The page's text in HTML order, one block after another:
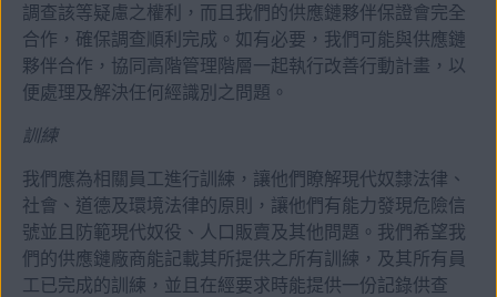
調查該等疑慮之權利，而且我們的供應鏈夥伴保證會完全
合作，確保調查順利完成。如有必要，我們可能與供應鏈
夥伴合作，協同高階管理階層一起執行改善行動計畫，以
便處理及解決任何經識別之問題。
訓練
我們應為相關員工進行訓練，讓他們瞭解現代奴隸法律、
社會、道德及環境法律的原則，讓他們有能力發現危險信
號並且防範現代奴役、人口販賣及其他問題。我們希望我
們的供應鏈廠商能記載其所提供之所有訓練，及其所有員
工已完成的訓練，並且在經要求時能提供一份記錄供查